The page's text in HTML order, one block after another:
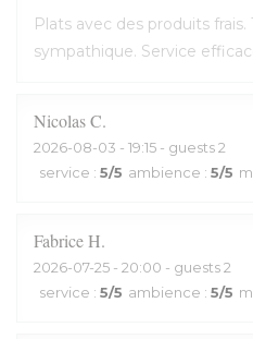
Plats avec des produits
sympathique. Service
NicolasC
2026-08-03 - 19:15 - guests 2
service : 5/5 ambience : 5/5
FabriceH
2026-07-25 - 20:00 - guests 2
service : 5/5 ambience : 5/5